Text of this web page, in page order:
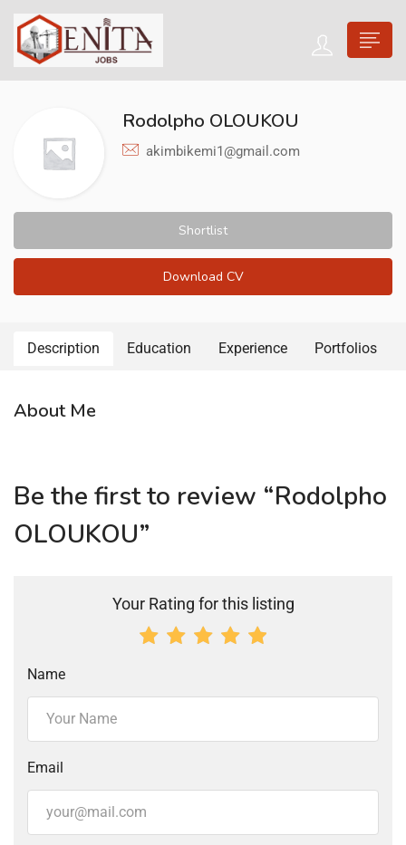
Rodolpho OLOUKOU
akimbikemi1@gmail.com
Shortlist
Download CV
Description Education Experience Portfolios
About Me
Be the first to review “Rodolpho
OLOUKOU”
Your Rating for this listing
Name
Email